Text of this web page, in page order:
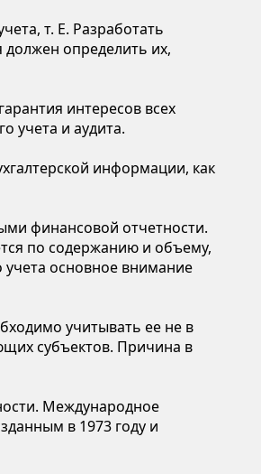
т. Е. Разработать
определить их,
интересов всех
учета и аудита.
информации, как
финансовой отчетности.
по содержанию и объему,
учета основное внимание
учитывать ее не в
субъектов. Причина в
Международное
в 1973 году и